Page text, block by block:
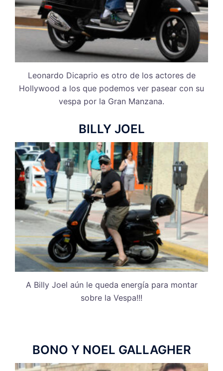
Leonardo Dicaprio es otro de los actores de
Hollywood a los que podemos ver pasear con su
vespa por la Gran Manzana.
BILLY JOEL
A Billy Joel aún le queda energía para montar
sobre la Vespa!!!
BONO Y NOEL GALLAGHER